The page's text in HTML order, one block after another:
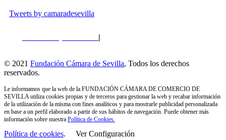
Tweets by camaradesevilla
|
© 2021 Fundación Cámara de Sevilla, Todos los derechos
reservados.
Le informamos que la web de la FUNDACIÓN CÁMARA DE COMERCIO DE
SEVILLA utiliza cookies propias y de terceros para gestionar la web y recabar información
de la utilización de la misma con fines analíticos y para mostrarle publicidad personalizada
en base a un perfil elaborado a partir de sus hábitos de navegación. Puede obtener más
información sobre nuestra Política de Cookies.
Política de cookies.
Ver Configuración